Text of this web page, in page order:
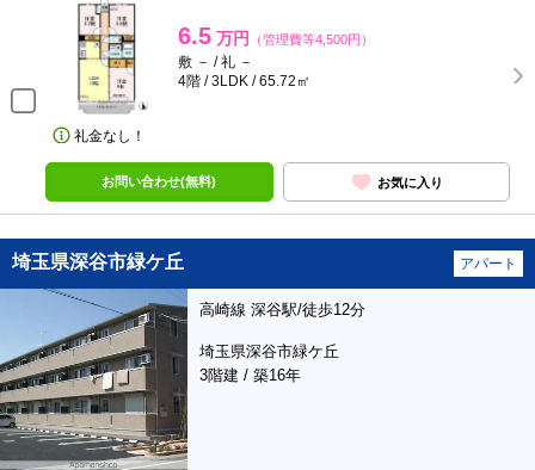
6.5 万円 （管理費等4,500円）
敷 － / 礼 －
4階 / 3LDK / 65.72㎡
礼金なし！
お問い合わせ(無料) お気に入り
埼玉県深谷市緑ケ丘 アパート
高崎線 深谷駅/徒歩12分
埼玉県深谷市緑ケ丘
3階建 / 築16年